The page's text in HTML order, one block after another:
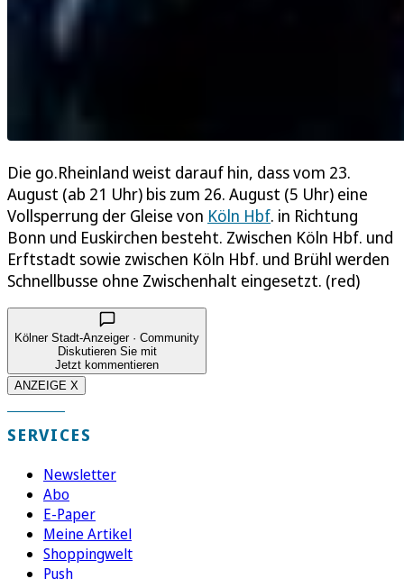
Die go.Rheinland weist darauf hin, dass vom 23.
August (ab 21 Uhr) bis zum 26. August (5 Uhr) eine
Vollsperrung der Gleise von Köln Hbf. in Richtung
Bonn und Euskirchen besteht. Zwischen Köln Hbf. und
Erftstadt sowie zwischen Köln Hbf. und Brühl werden
Schnellbusse ohne Zwischenhalt eingesetzt. (red)
Kölner Stadt-Anzeiger · Community
Diskutieren Sie mit
Jetzt kommentieren
ANZEIGE X
SERVICES
Newsletter
Abo
E-Paper
Meine Artikel
Shoppingwelt
Push